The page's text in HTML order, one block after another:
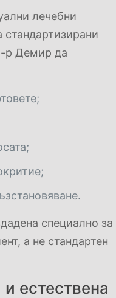
лечебни
стандартизирани
р Демир да
специално за
а не стандартен
и естествена